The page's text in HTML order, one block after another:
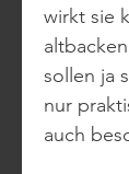
wirkt sie
sollen ja
nur
auch